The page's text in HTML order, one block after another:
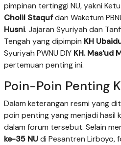
pimpinan tertinggi NU, yakni
Cholil Staqufdan Waketum
Husni. Jajaran Syuriyah dan
Tengah yang dipimpin KH
Syuriyah PWNU DIY KH. Mas'ud
pertemuan penting ini.
Poin-Poin Penting
Dalam keterangan resmi yang
poin penting yang menjadi hasil
dalam forum tersebut. Selain
ke-35 NUdi Pesantren Lirboyo,